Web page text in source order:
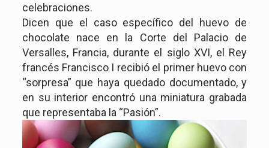
celebraciones.
Dicen que el caso específico del huevo de
chocolate nace en la Corte del Palacio de
Versalles, Francia, durante el siglo XVI, el Rey
francés Francisco I recibió el primer huevo con
“sorpresa” que haya quedado documentado, y
en su interior encontró una miniatura grabada
que representaba la “Pasión”.